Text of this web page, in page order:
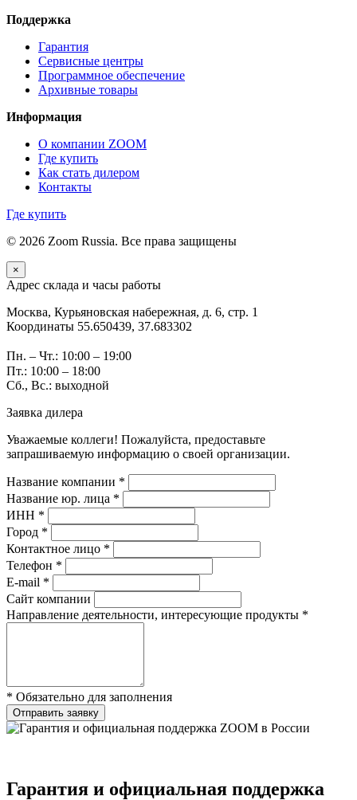
Поддержка
Гарантия
Сервисные центры
Программное обеспечение
Архивные товары
Информация
О компании ZOOM
Где купить
Как стать дилером
Контакты
Где купить
© 2026 Zoom Russia. Все права защищены
×
Адрес склада и часы работы
Москва, Курьяновская набережная, д. 6, стр. 1
Координаты 55.650439, 37.683302
Пн. – Чт.: 10:00 – 19:00
Пт.: 10:00 – 18:00
Сб., Вс.: выходной
Заявка дилера
Уважаемые коллеги! Пожалуйста, предоставьте
запрашиваемую информацию о своей организации.
Название компании *
Название юр. лица *
ИНН *
Город *
Контактное лицо *
Телефон *
E-mail *
Сайт компании
Направление деятельности, интересующие продукты *
* Обязательно для заполнения
Отправить заявку
Гарантия и официальная поддержка